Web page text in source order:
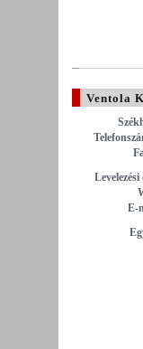
Ventola
Levelezési
E-